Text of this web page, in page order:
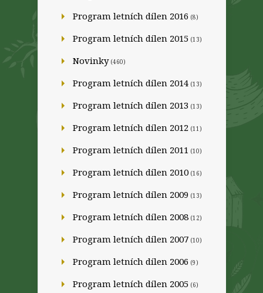
Program letních dílen 2016 (8)
Program letních dílen 2015 (13)
Novinky(460)
Program letních dílen 2014 (13)
Program letních dílen 2013 (13)
Program letních dílen 2012 (11)
Program letních dílen 2011 (10)
Program letních dílen 2010 (16)
Program letních dílen 2009 (13)
Program letních dílen 2008 (12)
Program letních dílen 2007 (10)
Program letních dílen 2006 (9)
Program letních dílen 2005 (6)